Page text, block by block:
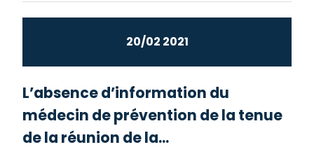
20/02 2021
L’absence d’information du
médecin de prévention de la tenue
de la réunion de la...